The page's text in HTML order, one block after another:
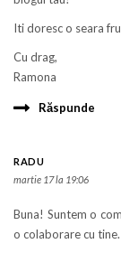
Iti doresc o seara
Cu drag,
Ramona
Răspunde
RADU
martie 17 la 19:06
Buna! Suntem o
o colaborare cu